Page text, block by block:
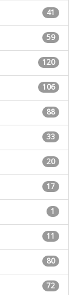
41
59
120
106
88
33
20
17
1
11
80
72